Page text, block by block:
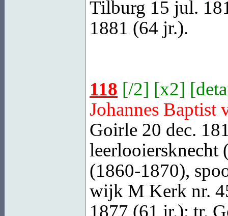
Tilburg 15 jul.
1881 (64 jr.).
118 [/2] [x2] [
Johannes Baptist
Goirle 20 dec.
(1860-1870),
wijk M Kerk nr.
1877 (61 jr.); tr.